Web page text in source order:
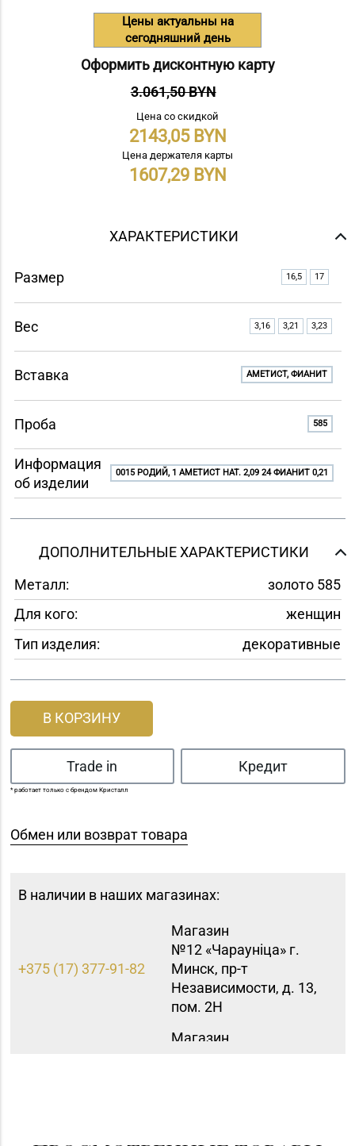
Цены актуальны на
сегодняшний день
Оформить дисконтную карту
3.061,50 BYN
Цена со скидкой
2143,05
Цена держателя карты
1607,29
ХАРАКТЕРИСТИКИ
Размер 16,5 17
Вес 3,16 3,21 3,23
Вставка АМЕТИСТ, ФИАНИТ
Проба 585
Информация
об изделии
0015 РОДИЙ, 1 АМЕТИСТ НАТ. 2,09 24 ФИАНИТ 0,21
ДОПОЛНИТЕЛЬНЫЕ ХАРАКТЕРИСТИКИ
Металл:
золото 585
Для кого:
женщин
Тип изделия:
декоративные
В КОРЗИНУ
Trade in Кредит
* работает только с брендом Кристалл
Обмен или возврат товара
В наличии в наших магазинах:
+375 (17) 377-91-82
Магазин
№12 «Чараунiца» г.
Минск, пр-т
Независимости, д. 13,
пом. 2Н
Магазин